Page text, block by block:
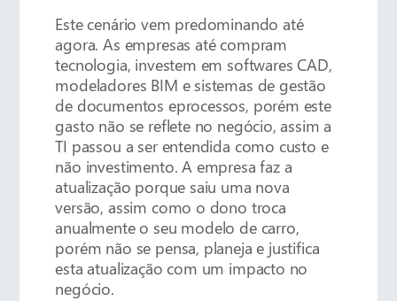
Este cenário vem predominando até
agora. As empresas até compram
tecnologia, investem em softwares CAD,
modeladores BIM e sistemas de gestão
de documentos eprocessos, porém este
gasto não se reflete no negócio, assim a
TI passou a ser entendida como custo e
não investimento. A empresa faz a
atualização porque saiu uma nova
versão, assim como o dono troca
anualmente o seu modelo de carro,
porém não se pensa, planeja e justifica
esta atualização com um impacto no
negócio.